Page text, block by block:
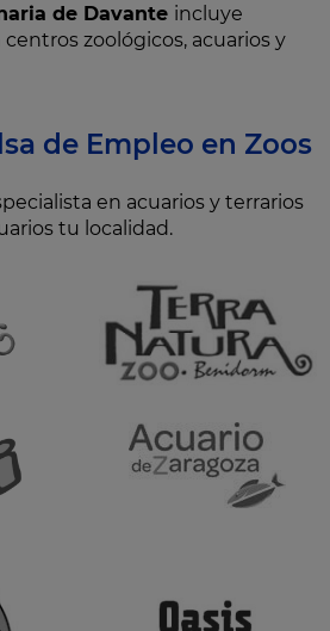
de Davante incluye
zoológicos, acuarios y
de Empleo en Zoos
en acuarios y terrarios
tu localidad.